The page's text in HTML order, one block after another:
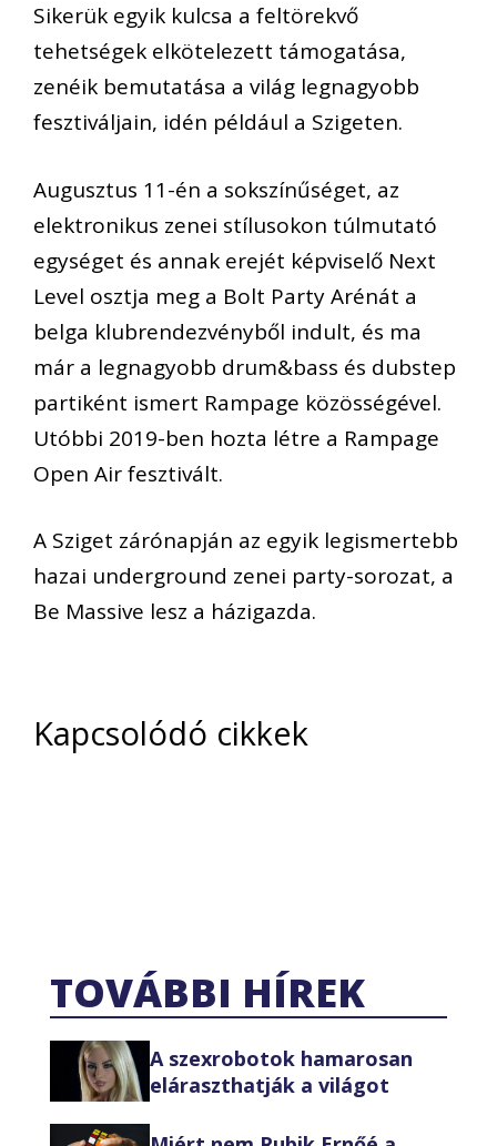
Sikerük egyik kulcsa a feltörekvő
tehetségek elkötelezett támogatása,
zenéik bemutatása a világ legnagyobb
fesztiváljain, idén például a Szigeten.
Augusztus 11-én a sokszínűséget, az
elektronikus zenei stílusokon túlmutató
egységet és annak erejét képviselő Next
Level osztja meg a Bolt Party Arénát a
belga klubrendezvényből indult, és ma
már a legnagyobb drum&bass és dubstep
partiként ismert Rampage közösségével.
Utóbbi 2019-ben hozta létre a Rampage
Open Air fesztivált.
A Sziget zárónapján az egyik legismertebb
hazai underground zenei party-sorozat, a
Be Massive lesz a házigazda.
Kapcsolódó cikkek
TOVÁBBI HÍREK
A szexrobotok hamarosan
eláraszthatják a világot